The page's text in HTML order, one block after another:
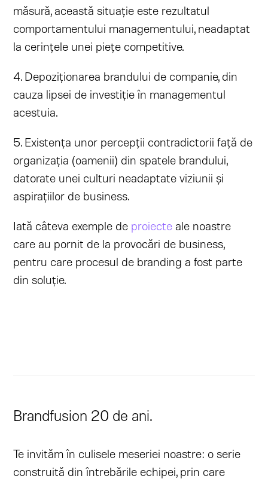
măsură, această situație este rezultatul
comportamentului managementului, neadaptat
la cerințele unei piețe competitive.
4. Depoziționarea brandului de companie, din
cauza lipsei de investiție în managementul
acestuia.
5. Existența unor percepții contradictorii față de
organizația (oamenii) din spatele brandului,
datorate unei culturi neadaptate viziunii și
aspirațiilor de business.
Iată câteva exemple de proiecte ale noastre
care au pornit de la provocări de business,
pentru care procesul de branding a fost parte
din soluție.
Brandfusion 20 de ani.
Te invităm în culisele meseriei noastre: o serie
construită din întrebările echipei, prin care